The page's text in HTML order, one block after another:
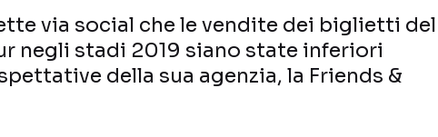
via social che le vendite dei biglietti del
negli stadi 2019 siano state inferiori
della sua agenzia, la Friends &